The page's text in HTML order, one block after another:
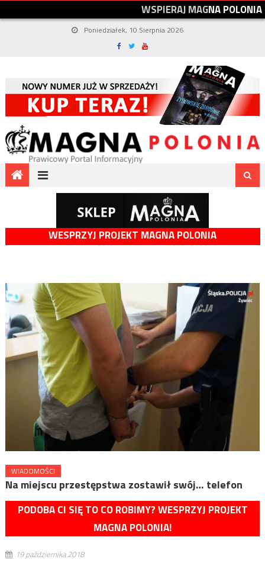
WSPIERAJMAGNAPOLONIA
Poniedziałek, 10 Sierpnia 2026
WESPRZYJ PROJEKT MAGNA POLONIA
WIADOMOŚCI
Na miejscu przestępstwa zostawił swój… telefon
PODOBA CI SIĘ TO CO ROBIMY? WESPRZYJ PROJEKT
MAGNA POLONIA!
19 października 2018